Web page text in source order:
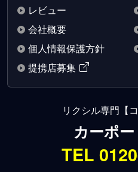
レビュー
会社概要
個人情報保護方針
提携店募集
リクシル専門【
カーポ
TEL